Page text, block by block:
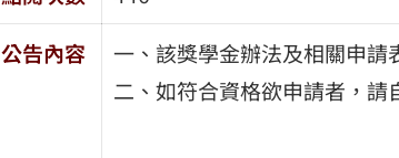
公告內容
一、該獎學金辦法及相關申請
二、如符合資格欲申請者，請